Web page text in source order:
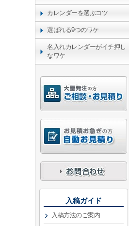
カレンダーを選ぶコツ
選ばれる9つのワケ
名入れカレンダーがイチ押し
なワケ
入稿ガイド
入稿方法のご案内